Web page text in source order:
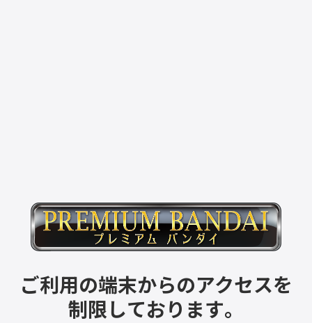
ご利用の端末からのアクセスを
制限しております。